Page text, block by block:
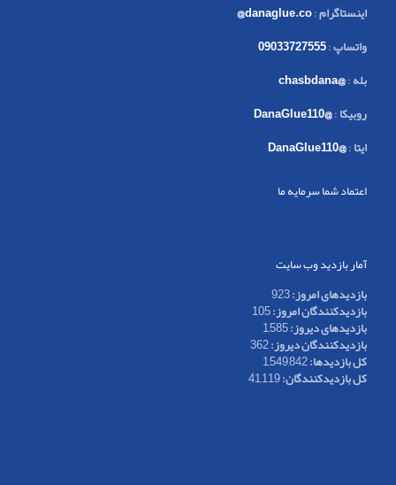
اینستاگرام:
danaglue.co@
واتساپ:
09033727555
بله:
@chasbdana
روبیکا:
@DanaGlue110
ایتا:
@DanaGlue110
اعتماد شما سرمایه ما
آمار بازدید وب سایت
بازدیدهای امروز:923
بازدیدکنندگان امروز:105
بازدیدهای دیروز:1,585
بازدیدکنندگان دیروز:362
کل بازدیدها:1,549,842
کل بازدیدکنند‌گان:41,119